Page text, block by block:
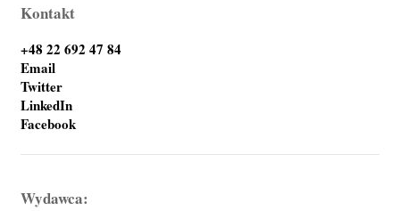
Kontakt
+48 22 692 47 84
Email
Twitter
LinkedIn
Facebook
Wydawca: